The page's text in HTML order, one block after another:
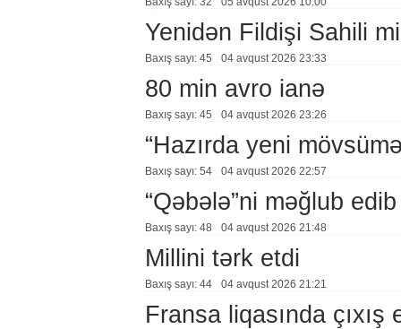
Yenidən Fildişi Sahili
Baxış sayı: 45 04 avqust 2026 23:33
80 min avro ianə
Baxış sayı: 45 04 avqust 2026 23:26
“Hazırda yeni
Baxış sayı: 54 04 avqust 2026 22:57
“Qəbələ”ni məğlub edib
Baxış sayı: 48 04 avqust 2026 21:48
Millini tərk etdi
Baxış sayı: 44 04 avqust 2026 21:21
Fransa liqasında çıxış